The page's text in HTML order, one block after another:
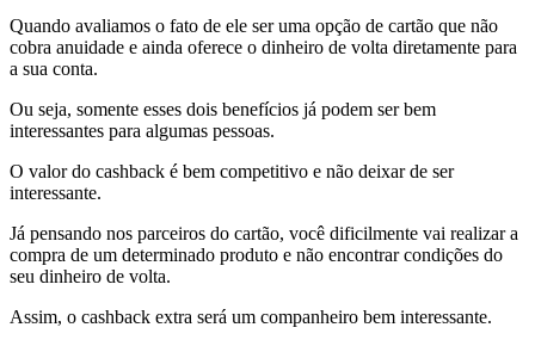
Quando avaliamos o fato de ele ser uma opção de cartão que não
cobra anuidade e ainda oferece o dinheiro de volta diretamente para
a sua conta.
Ou seja, somente esses dois benefícios já podem ser bem
interessantes para algumas pessoas.
O valor do cashback é bem competitivo e não deixar de ser
interessante.
Já pensando nos parceiros do cartão, você dificilmente vai realizar a
compra de um determinado produto e não encontrar condições do
seu dinheiro de volta.
Assim, o cashback extra será um companheiro bem interessante.